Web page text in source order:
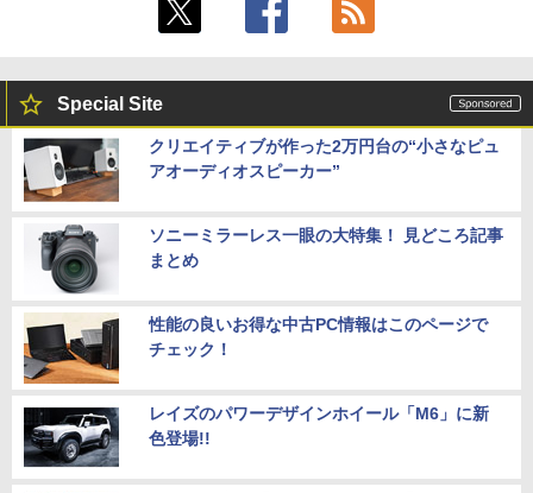
Special Site
クリエイティブが作った2万円台の“小さなピュ
アオーディオスピーカー”
ソニーミラーレス一眼の大特集！ 見どころ記事
まとめ
性能の良いお得な中古PC情報はこのページで
チェック！
レイズのパワーデザインホイール「M6」に新
色登場!!